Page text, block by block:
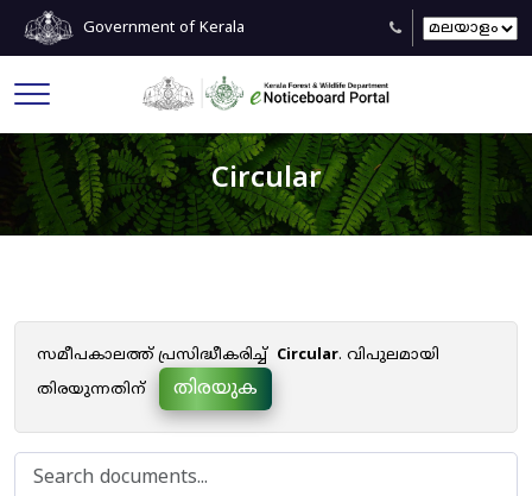
Government of Kerala
Circular
സമീപകാലത്ത് പ്രസിദ്ധീകരിച്ച് Circular. വിപുലമായി
തിരയുന്നതിന്
തിരയുക